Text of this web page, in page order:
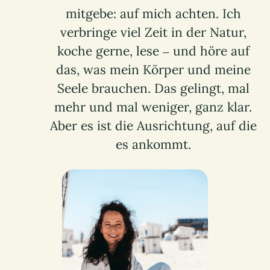
mitgebe: auf mich achten. Ich
verbringe viel Zeit in der Natur,
koche gerne, lese – und höre auf
das, was mein Körper und meine
Seele brauchen. Das gelingt, mal
mehr und mal weniger, ganz klar.
Aber es ist die Ausrichtung, auf die
es ankommt.